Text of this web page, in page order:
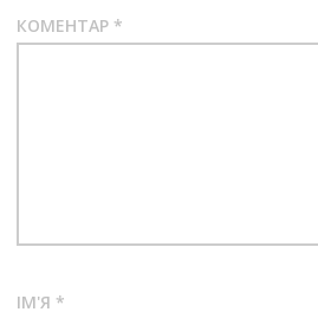
КОМЕНТАР *
ІМ'Я *